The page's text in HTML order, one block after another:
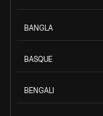
BANGLA
BASQUE
BENGALI